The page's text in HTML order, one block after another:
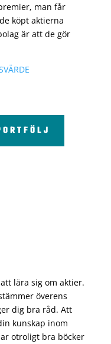
man får
köpt aktierna
är att de gör
lära sig om aktier.
överens
dig bra råd. Att
kunskap inom
otroligt bra böcker